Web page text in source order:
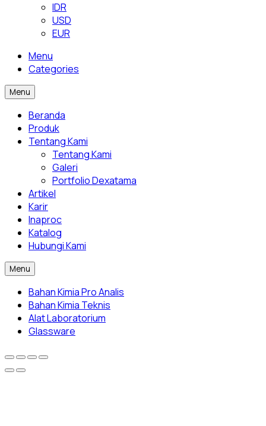
IDR
USD
EUR
Menu
Categories
Menu
Beranda
Produk
Tentang Kami
Tentang Kami
Galeri
Portfolio Dexatama
Artikel
Karir
Inaproc
Katalog
Hubungi Kami
Menu
Bahan Kimia Pro Analis
Bahan Kimia Teknis
Alat Laboratorium
Glassware